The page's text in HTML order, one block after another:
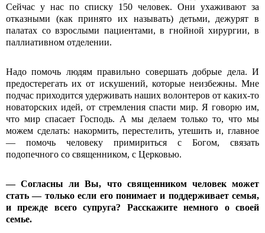
Сейчас у нас по списку 150 человек. Они ухаживают за
отказными (как принято их называть) детьми, дежурят в
палатах со взрослыми пациентами, в гнойной хирургии, в
паллиативном отделении.
Надо помочь людям правильно совершать добрые дела. И
предостерегать их от искушений, которые неизбежны. Мне
подчас приходится удерживать наших волонтеров от каких-то
новаторских идей, от стремления спасти мир. Я говорю им,
что мир спасает Господь. А мы делаем только то, что мы
можем сделать: накормить, перестелить, утешить и, главное
— помочь человеку примириться с Богом, связать
подопечного со священником, с Церковью.
— Согласны ли Вы, что священником человек может
стать — только если его понимает и поддерживает семья,
и прежде всего супруга? Расскажите немного о своей
семье.